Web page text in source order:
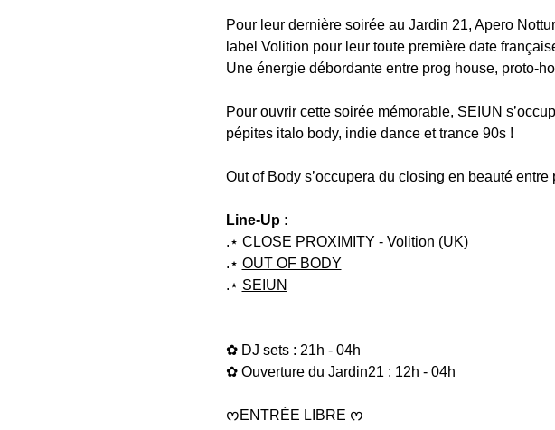
Pour leur dernière soirée au Jardin 21, Apero
label Volition pour leur toute première date
Une énergie débordante entre prog house, proto-
Pour ouvrir cette soirée mémorable, SEIUN
pépites italo body, indie dance et trance 90s !
Out of Body s’occupera du closing en beauté
Line-Up :
.⋆ CLOSE PROXIMITY - Volition (UK)
.⋆ OUT OF BODY
.⋆ SEIUN
✿ DJ sets : 21h - 04h
✿ Ouverture du Jardin21 : 12h - 04h
ᰔENTRÉE LIBRE ᰔ